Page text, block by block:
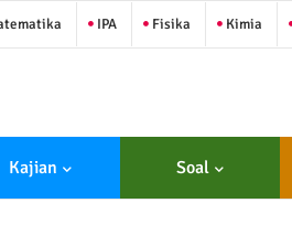
IPA Fisika Kimia
Kajian Soal